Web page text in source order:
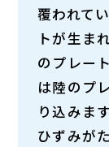
覆われて
トが生ま
のプレー
は陸のプ
り込みま
ひずみが